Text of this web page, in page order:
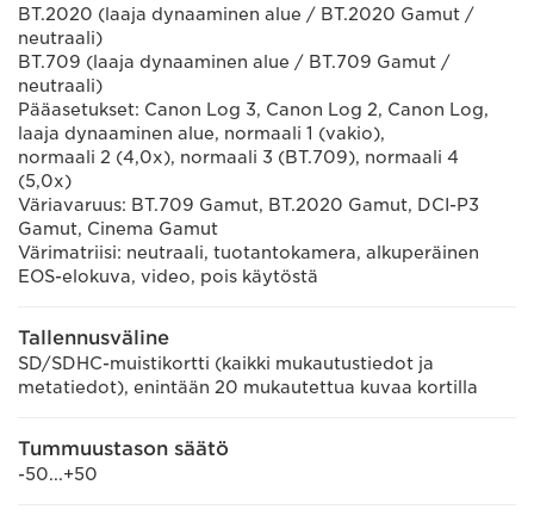
BT.2020 (laaja dynaaminen alue / BT.2020 Gamut /
neutraali)
BT.709 (laaja dynaaminen alue / BT.709 Gamut /
neutraali)
Pääasetukset: Canon Log 3, Canon Log 2, Canon Log,
laaja dynaaminen alue, normaali 1 (vakio),
normaali 2 (4,0x), normaali 3 (BT.709), normaali 4
(5,0x)
Väriavaruus: BT.709 Gamut, BT.2020 Gamut, DCI-P3
Gamut, Cinema Gamut
Värimatriisi: neutraali, tuotantokamera, alkuperäinen
EOS-elokuva, video, pois käytöstä
Tallennusväline
SD/SDHC-muistikortti (kaikki mukautustiedot ja
metatiedot), enintään 20 mukautettua kuvaa kortilla
Tummuustason säätö
-50...+50